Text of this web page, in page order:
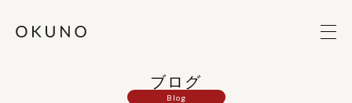
ブログ
Blog